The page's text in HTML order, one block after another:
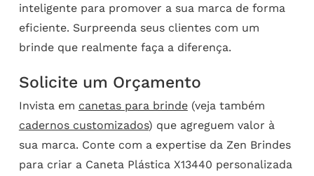
inteligente para promover a sua marca de forma
eficiente. Surpreenda seus clientes com um
brinde que realmente faça a diferença.
Solicite um Orçamento
Invista em canetas para brinde(veja também
cadernos customizados) que agreguem valor à
sua marca. Conte com a expertise da Zen Brindes
para criar a Caneta Plástica X13440 personalizada